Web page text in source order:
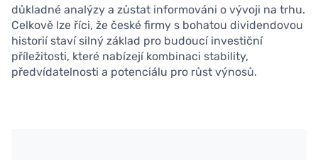
důkladné analýzy a zůstat informováni o vývoji na trhu.
Celkově lze říci, že české firmy s bohatou dividendovou
historií staví silný základ pro budoucí investiční
příležitosti, které nabízejí kombinaci stability,
předvídatelnosti a potenciálu pro růst výnosů.